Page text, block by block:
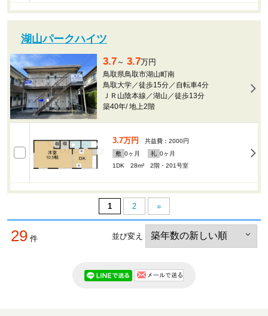
湖山パークハイツ
3.7～ 3.7万円
鳥取県鳥取市湖山町南
鳥取大学／徒歩15分／自転車4分
ＪＲ山陰本線／湖山／徒歩13分
築40年/地上2階
3.7万円
共益費：2000円
敷 0ヶ月 礼 0ヶ月
1DK 28m²
2階・201号室
1 2 »
29 件 並び変え